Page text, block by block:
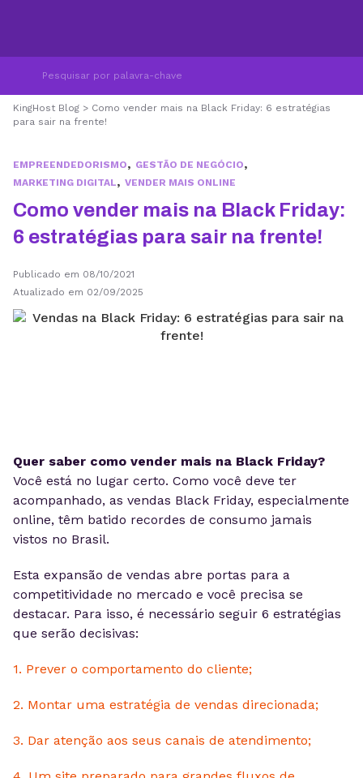
KingHost Blog > Como vender mais na Black Friday: 6 estratégias
para sair na frente!
EMPREENDEDORISMO, GESTÃO DE NEGÓCIO,
MARKETING DIGITAL, VENDER MAIS ONLINE
Como vender mais na Black Friday:
6 estratégias para sair na frente!
Publicado em 08/10/2021
Atualizado em 02/09/2025
Quer saber como vender mais na Black Friday?
Você está no lugar certo. Como você deve ter
acompanhado, as vendas Black Friday, especialmente
online, têm batido recordes de consumo jamais
vistos no Brasil.
Esta expansão de vendas abre portas para a
competitividade no mercado e você precisa se
destacar. Para isso, é necessário seguir 6 estratégias
que serão decisivas:
1. Prever o comportamento do cliente;
2. Montar uma estratégia de vendas direcionada;
3. Dar atenção aos seus canais de atendimento;